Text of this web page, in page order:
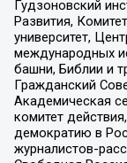
Гудзоновский
Развития,
университет,
международных
башни, Библии и
Гражданский
Академическая
комитет
демократию в
журналистов-